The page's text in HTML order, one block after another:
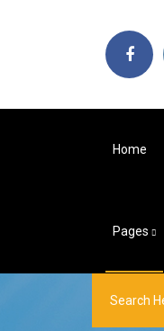
Home
Pages